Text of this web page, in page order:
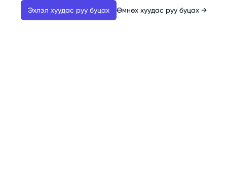
Эхлэл хуудас руу буцах Өмнөх хуудас руу буцах →